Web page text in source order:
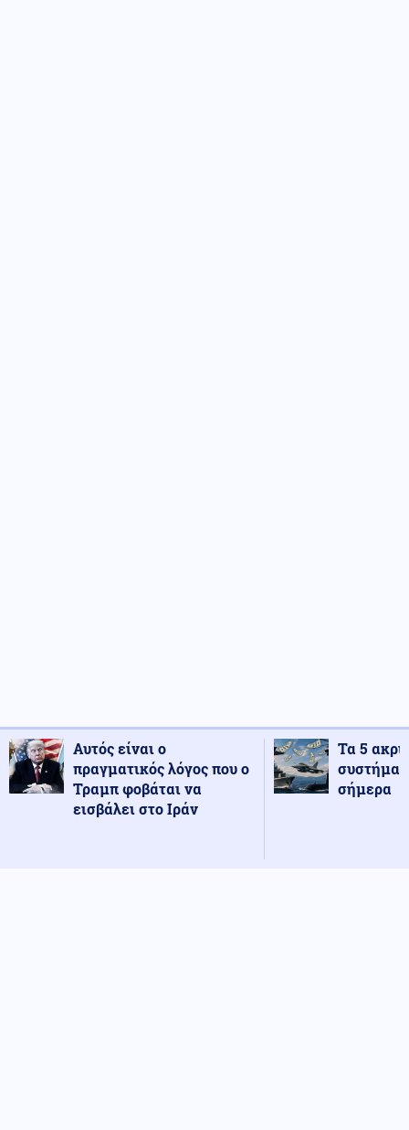
Αυτός είναι ο
πραγματικός λόγος που ο
Τραμπ φοβάται να
εισβάλει στο Ιράν
Τα 5
σήμερα